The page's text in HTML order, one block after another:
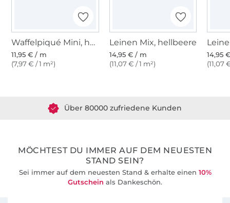
Waffelpiqué Mini, hellolivgrün
11,95 € / m
(7,97 € / 1 m²)
Leinen Mix, hellbeere
14,95 € / m
(11,07 € / 1 m²)
14,95
(11,07
MÖCHTEST DU IMMER AUF DEM NEUESTEN
STAND SEIN?
Sei immer auf dem neuesten Stand & erhalte einen 10%
Gutschein als Dankeschön.